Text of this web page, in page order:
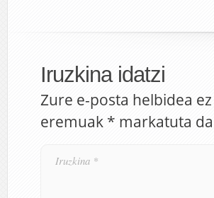
Iruzkina idatzi
Zure e-posta helbidea
eremuak * markatuta